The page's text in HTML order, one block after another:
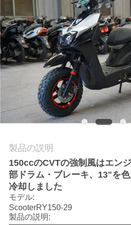
管
理
私
達
連
し
な
さ
い
製品の説明
150ccのCVTの強制風はエン
部ドラム・ブレーキ、13"を
冷却しました
モデル:
ScooterRY150-29
製品の説明: